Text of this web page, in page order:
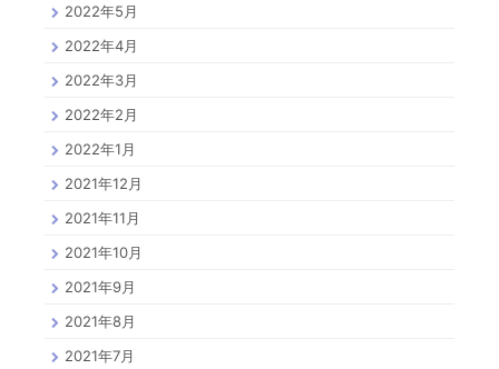
2022年5月
2022年4月
2022年3月
2022年2月
2022年1月
2021年12月
2021年11月
2021年10月
2021年9月
2021年8月
2021年7月